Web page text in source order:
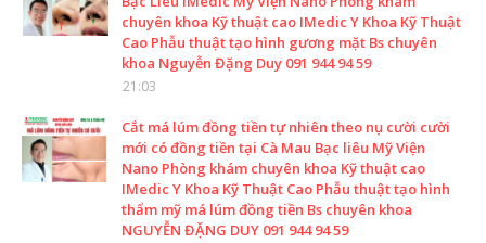
chuyên khoa Kỹ thuật cao IMedic Y Khoa Kỹ Thuật
Cao Phẫu thuật tạo hình gương mặt Bs chuyên
khoa Nguyễn Đặng Duy 091 944 94 59
21:03
Cắt má lúm đồng tiền tự nhiên theo nụ cười cười
mới có đồng tiền tại Cà Mau Bạc liêu Mỹ Viện
Nano Phòng khám chuyên khoa Kỹ thuật cao
IMedic Y Khoa Kỹ Thuật Cao Phẫu thuật tạo hình
thẩm mỹ má lúm đồng tiền Bs chuyên khoa
NGUYỄN ĐẶNG DUY 091 944 94 59